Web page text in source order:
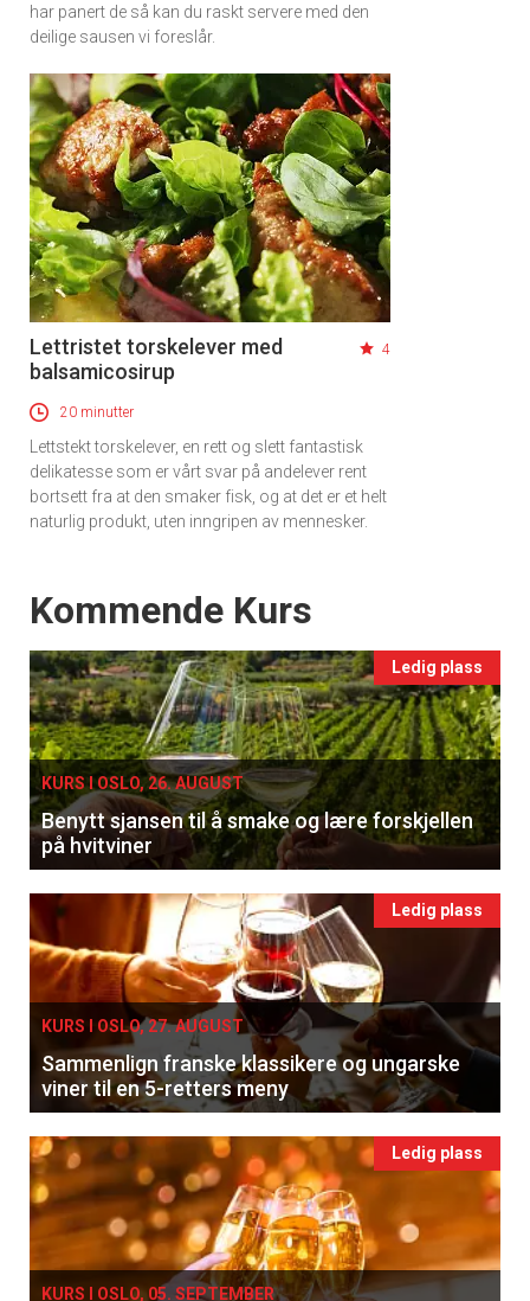
Apéritif
kan fritt velge hvilke du ønsker å få
tilsendt.
Registrer deg
har panert de så kan du raskt servere med den
deilige sausen vi foreslår.
Lettristet torskelever med
balsamicosirup
4
20 minutter
Lettstekt torskelever, en rett og slett fantastisk
delikatesse som er vårt svar på andelever rent
bortsett fra at den smaker fisk, og at det er et helt
naturlig produkt, uten inngripen av mennesker.
Events
Kommende Kurs
Ledig plass
KURS I OSLO, 26. AUGUST
Benytt sjansen til å smake og lære forskjellen
på hvitviner
Ledig plass
KURS I OSLO, 27. AUGUST
Sammenlign franske klassikere og ungarske
viner til en 5-retters meny
Ledig plass
KURS I OSLO, 05. SEPTEMBER